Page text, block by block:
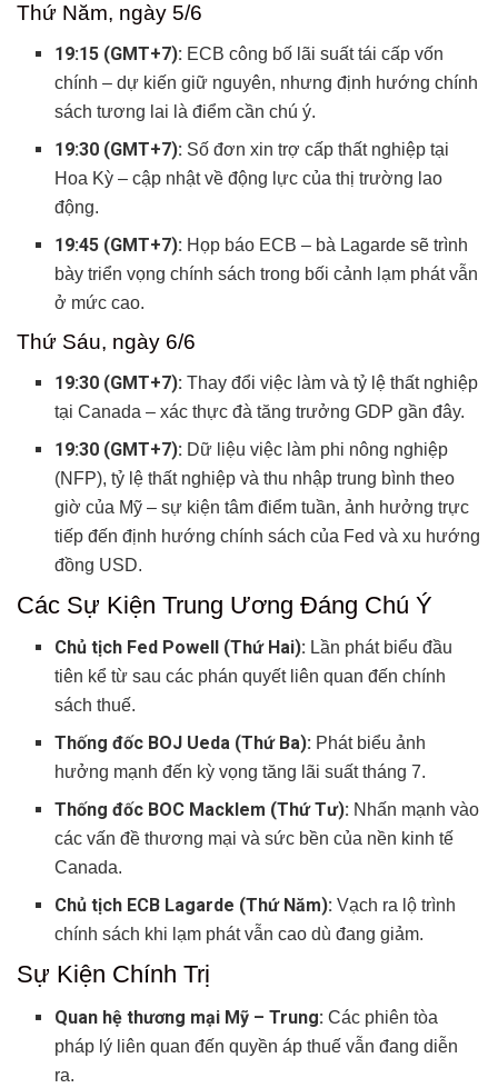
Thứ Năm, ngày 5/6
19:15 (GMT+7): ECB công bố lãi suất tái cấp vốn
chính – dự kiến giữ nguyên, nhưng định hướng chính
sách tương lai là điểm cần chú ý.
19:30 (GMT+7): Số đơn xin trợ cấp thất nghiệp tại
Hoa Kỳ – cập nhật về động lực của thị trường lao
động.
19:45 (GMT+7): Họp báo ECB – bà Lagarde sẽ trình
bày triển vọng chính sách trong bối cảnh lạm phát vẫn
ở mức cao.
Thứ Sáu, ngày 6/6
19:30 (GMT+7): Thay đổi việc làm và tỷ lệ thất nghiệp
tại Canada – xác thực đà tăng trưởng GDP gần đây.
19:30 (GMT+7): Dữ liệu việc làm phi nông nghiệp
(NFP), tỷ lệ thất nghiệp và thu nhập trung bình theo
giờ của Mỹ – sự kiện tâm điểm tuần, ảnh hưởng trực
tiếp đến định hướng chính sách của Fed và xu hướng
đồng USD.
Các Sự Kiện Trung Ương Đáng Chú Ý
Chủ tịch Fed Powell (Thứ Hai): Lần phát biểu đầu
tiên kể từ sau các phán quyết liên quan đến chính
sách thuế.
Thống đốc BOJ Ueda (Thứ Ba): Phát biểu ảnh
hưởng mạnh đến kỳ vọng tăng lãi suất tháng 7.
Thống đốc BOC Macklem (Thứ Tư): Nhấn mạnh vào
các vấn đề thương mại và sức bền của nền kinh tế
Canada.
Chủ tịch ECB Lagarde (Thứ Năm): Vạch ra lộ trình
chính sách khi lạm phát vẫn cao dù đang giảm.
Sự Kiện Chính Trị
Quan hệ thương mại Mỹ – Trung: Các phiên tòa
pháp lý liên quan đến quyền áp thuế vẫn đang diễn
ra.